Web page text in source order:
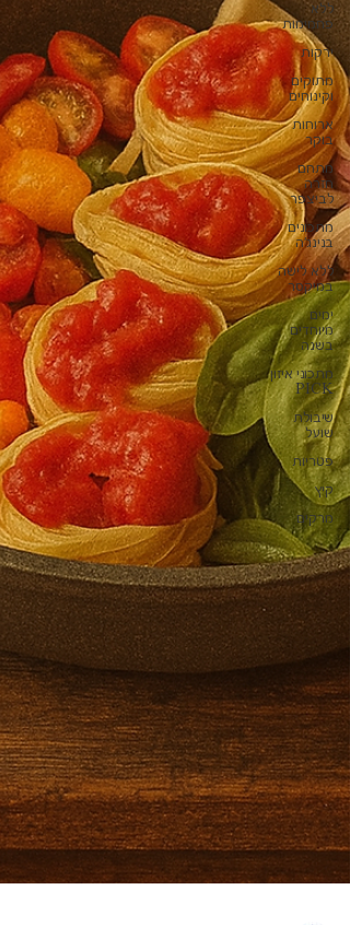
ללא
פחמימות
ירקות
מתוקים
וקינוחים
ארוחות
בוקר
מתחם
חזרה
לביצפר
מתכונים
בנינג'ה
ללא לישה
במיקסר
ימים
מיוחדים
בשנה
מתכוני איזון
PICK
שיבולת
שועל
פטריות
קיץ
מרקים